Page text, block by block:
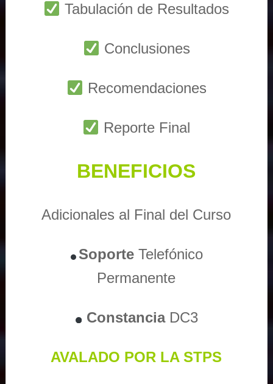
Tabulación de Resultados
Conclusiones
Recomendaciones
Reporte Final
BENEFICIOS
Adicionales al Final del Curso
Soporte Telefónico
Permanente
ConstanciaDC3
AVALADO POR LA STPS